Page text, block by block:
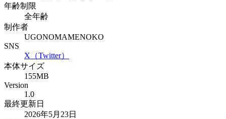
年齢制限
全年齢
制作者
UGONOMAMENOKO
SNS
X（Twitter）
本体サイズ
155MB
Version
1.0
最終更新日
2026年5月23日